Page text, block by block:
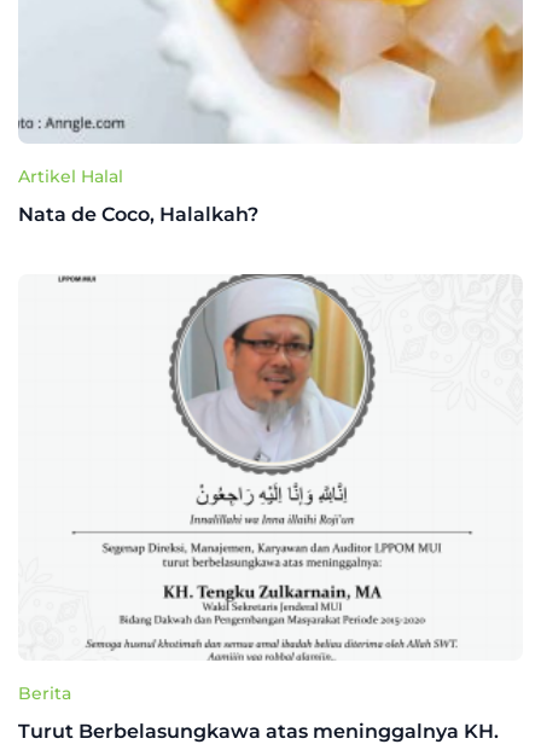
Artikel Halal
Nata de Coco, Halalkah?
Berita
Turut Berbelasungkawa atas meninggalnya KH.